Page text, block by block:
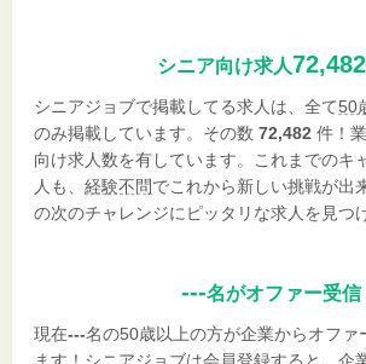
シニア向け求人72,482
シニアジョブで掲載してる求人は、全て50
のみ掲載しています。その数 72,482 件！
向け求人数を有しています。これまでのキ
人も、 経験不問でこれから新しい挑戦が出
の次のチャレンジにピッタリな求人を見つ
---名がオファー受信
現在---名の50歳以上の方が企業からオファ